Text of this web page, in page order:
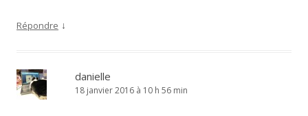
Répondre ↓
danielle
18 janvier 2016 à 10 h 56 min